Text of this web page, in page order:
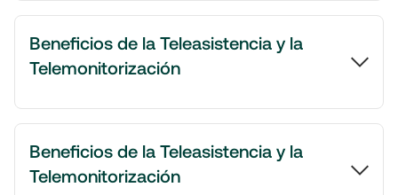
Beneficios de la Teleasistencia y la
Telemonitorización
Beneficios de la Teleasistencia y la
Telemonitorización